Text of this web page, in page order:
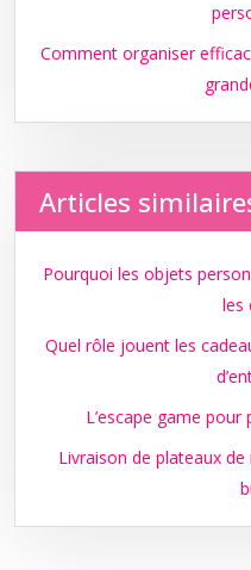
Comment organiser
Articles
Pourquoi les objets
les
Quel rôle jouent les
L’escape game
Livraison de plateaux